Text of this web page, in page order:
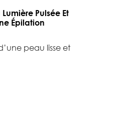
Pulsée Et
Épilation
peau lisse et